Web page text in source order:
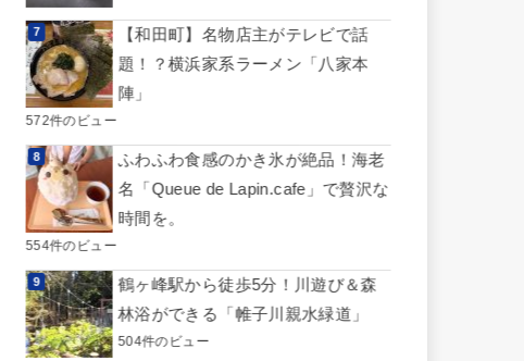
【和田町】名物店主がテレビで話
題！？横浜家系ラーメン「八家本
陣」
572件のビュー
ふわふわ食感のかき氷が絶品！海老
名「Queue de Lapin.cafe」で贅沢な
時間を。
554件のビュー
鶴ヶ峰駅から徒歩5分！川遊び＆森
林浴ができる「帷子川親水緑道」
504件のビュー